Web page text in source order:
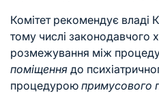
Комітет рекомендує владі
тому числі законодавчого
розмежування між
поміщення до
процедурою примусового